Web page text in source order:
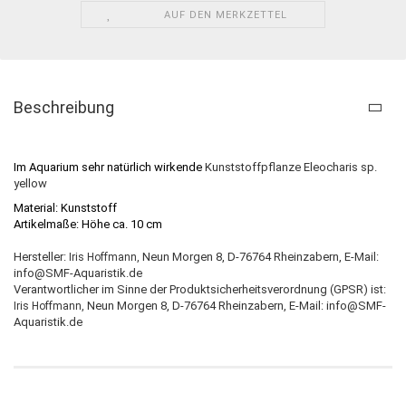
AUF DEN MERKZETTEL
Beschreibung
Im Aquarium sehr natürlich wirkende Kunststoffpflanze Eleocharis sp.
yellow
Material: Kunststoff
Artikelmaße: Höhe ca. 10 cm
Hersteller: Iris Hoffmann, Neun Morgen 8, D-76764 Rheinzabern, E-Mail:
info@SMF-Aquaristik.de
Verantwortlicher im Sinne der Produktsicherheitsverordnung (GPSR) ist:
Iris Hoffmann, Neun Morgen 8, D-76764 Rheinzabern, E-Mail: info@SMF-
Aquaristik.de